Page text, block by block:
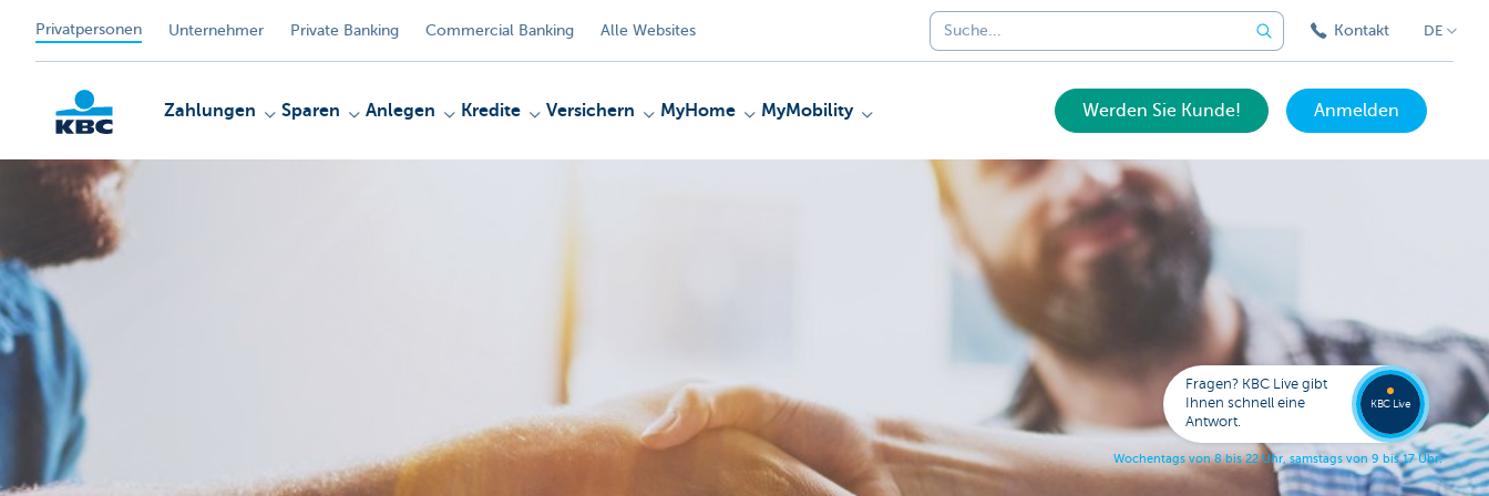
Privatpersonen Unternehmer Private Banking Commercial Banking Alle Websites Kontakt DE
Zahlungen Sparen Anlegen Kredite Versichern MyHome MyMobility Werden Sie Kunde! Anmelden
Fragen? KBC Live gibt
Ihnen schnell eine
Antwort.
Wochentags von 8 bis 22 Uhr, samstags von 9 bis 17 Uhr.
KBC Live
Eine
Frage?
Sie
an KBC
Live.